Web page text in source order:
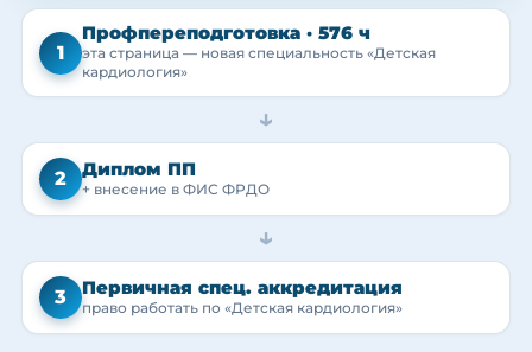
1
Профпереподготовка · 576 ч
эта страница — новая специальность «Детская
кардиология»
→
2 Диплом ПП
+ внесение в ФИС ФРДО
→
3 Первичная спец. аккредитация
право работать по «Детская кардиология»